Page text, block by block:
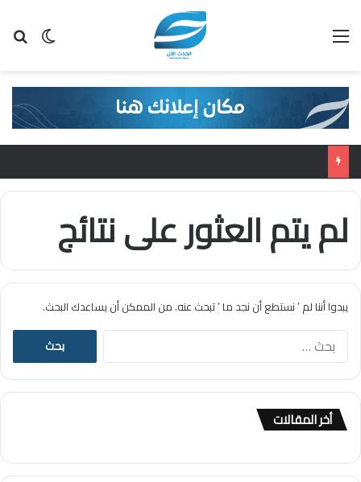
لم يتم العثور على نتائج
يبدوا أننا لم ’ نستطع أن نجد ما ’ تبحث عنه. من الممكن أن يساعدك البحث.
ا
ح
أخر المقالات